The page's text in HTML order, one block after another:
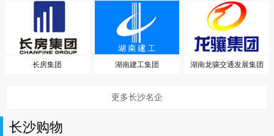
长房集团 湖南建工集团 湖南龙骧交通发展集团
更多长沙名企
长沙购物